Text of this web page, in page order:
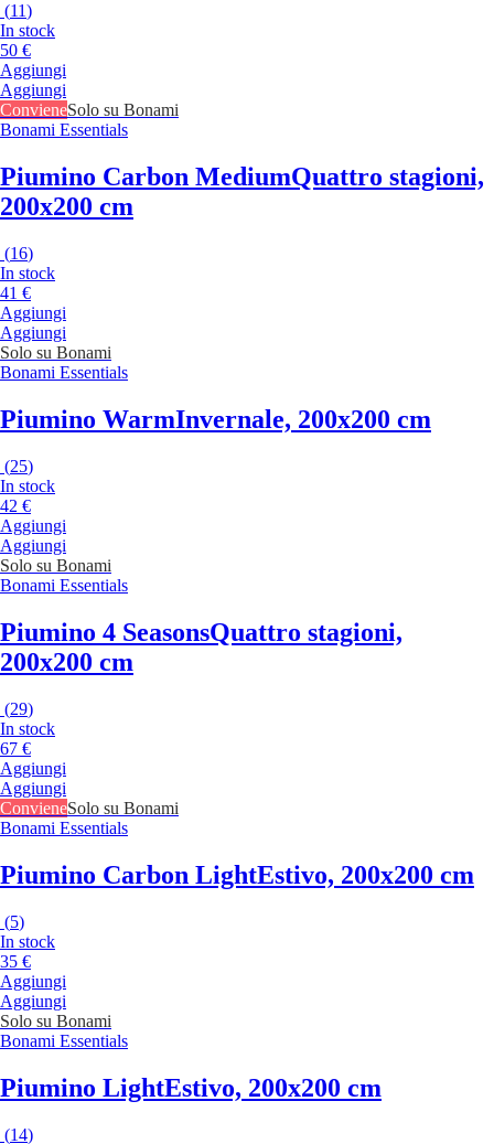
(11)
In stock
50 €
Aggiungi
Aggiungi
ConvieneSolo su Bonami
Bonami Essentials
Piumino Carbon MediumQuattro stagioni,
200x200 cm
(16)
In stock
41 €
Aggiungi
Aggiungi
Solo su Bonami
Bonami Essentials
Piumino WarmInvernale, 200x200 cm
(25)
In stock
42 €
Aggiungi
Aggiungi
Solo su Bonami
Bonami Essentials
Piumino 4 SeasonsQuattro stagioni,
200x200 cm
(29)
In stock
67 €
Aggiungi
Aggiungi
ConvieneSolo su Bonami
Bonami Essentials
Piumino Carbon LightEstivo, 200x200 cm
(5)
In stock
35 €
Aggiungi
Aggiungi
Solo su Bonami
Bonami Essentials
Piumino LightEstivo, 200x200 cm
(14)